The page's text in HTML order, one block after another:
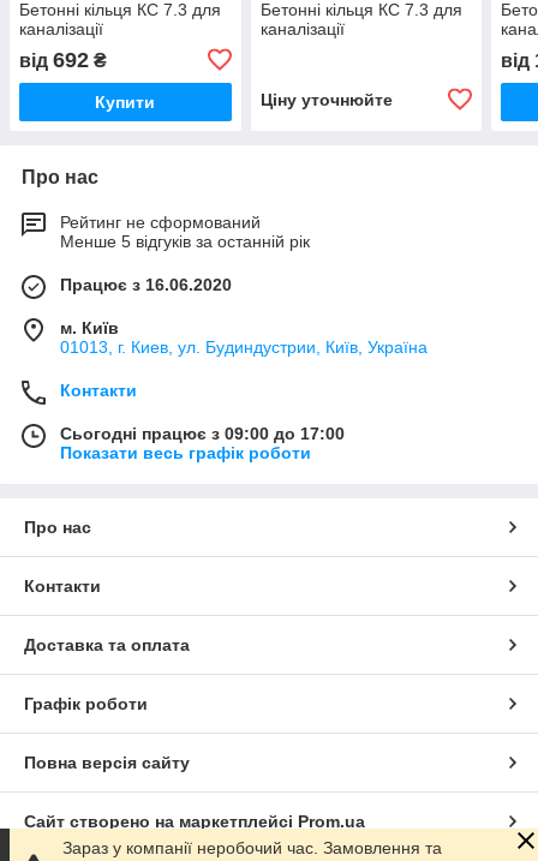
Бетонні кільця КС 7.3 для
каналізації
від 692 ₴
Купити
Бетонні кільця КС 7.3 для
каналізації
Ціну уточнюйте
від
Про нас
Рейтинг не сформований
Менше 5 відгуків за останній рік
Працює з 16.06.2020
м. Київ
01013, г. Киев, ул. Будиндустрии, Київ, Україна
Контакти
Сьогодні працює з 09:00 до 17:00
Показати весь графік роботи
Про нас
Контакти
Доставка та оплата
Графік роботи
Повна версія сайту
Сайт створено на маркетплейсі Prom.ua
Зараз у компанії неробочий час. Замовлення та